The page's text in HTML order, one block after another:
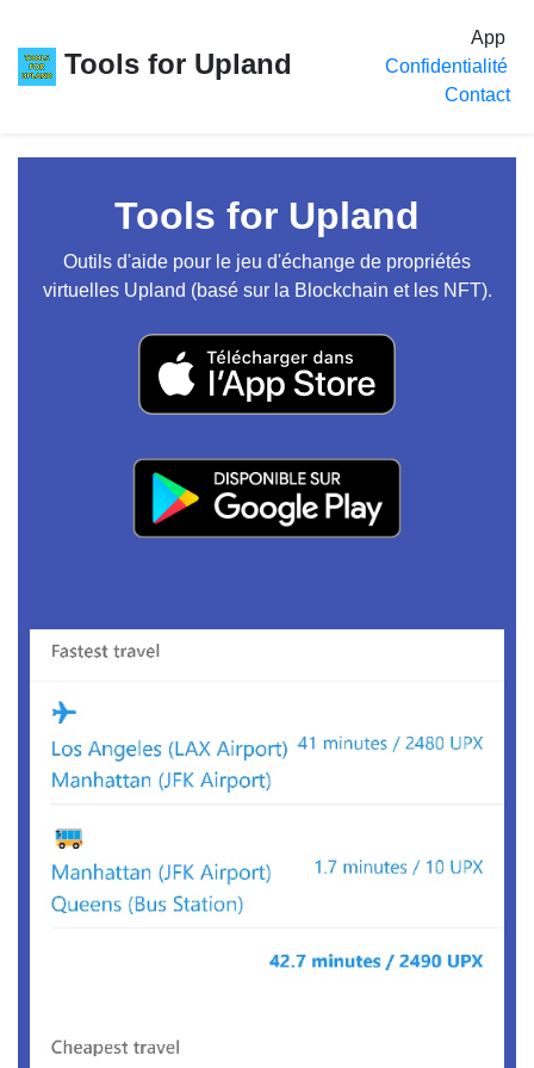
Tools for Upland
App
Confidentialité
Contact
Tools for Upland
Outils d'aide pour le jeu d'échange de propriétés
virtuelles Upland (basé sur la Blockchain et les NFT).